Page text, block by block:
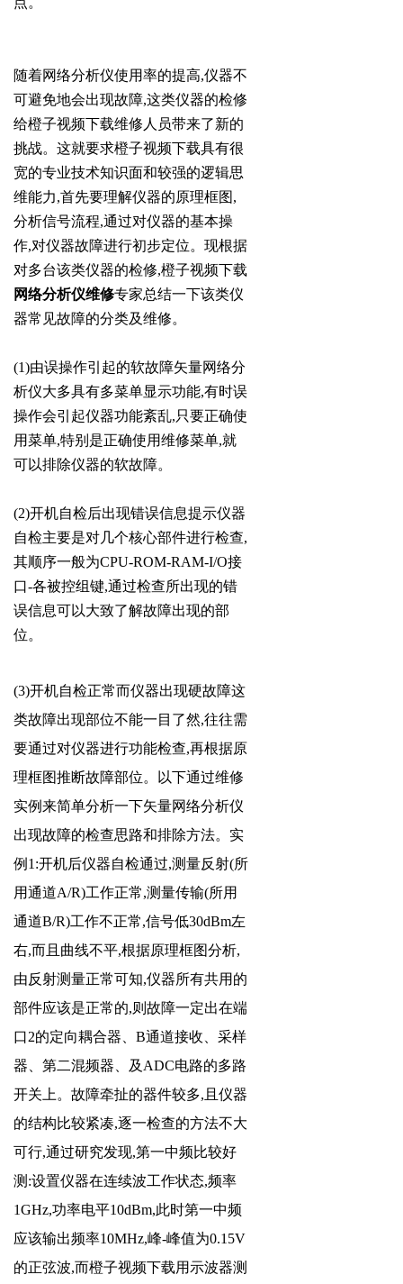
随着网络分析仪使用率的提高,仪器不
可避免地会出现故障,这类仪器的检修
给橙子视频下载维修人员带来了新的
挑战。这就要求橙子视频下载具有很
宽的专业技术知识面和较强的逻辑思
维能力,首先要理解仪器的原理框图,
分析信号流程,通过对仪器的基本操
作,对仪器故障进行初步定位。现根据
对多台该类仪器的检修,橙子视频下载
网络分析仪维修专家总结一下该类仪
器常见故障的分类及维修。
(1)由误操作引起的软故障矢量网络分
析仪大多具有多菜单显示功能,有时误
操作会引起仪器功能紊乱,只要正确使
用菜单,特别是正确使用维修菜单,就
可以排除仪器的软故障。
(2)开机自检后出现错误信息提示仪器
自检主要是对几个核心部件进行检查,
其顺序一般为CPU-ROM-RAM-I/O接
口-各被控组键,通过检查所出现的错
误信息可以大致了解故障出现的部
位。
(3)开机自检正常而仪器出现硬故障这
类故障出现部位不能一目了然,往往需
要通过对仪器进行功能检查,再根据原
理框图推断故障部位。以下通过维修
实例来简单分析一下矢量网络分析仪
出现故障的检查思路和排除方法。实
例1:开机后仪器自检通过,测量反射(所
用通道A/R)工作正常,测量传输(所用
通道B/R)工作不正常,信号低30dBm左
右,而且曲线不平,根据原理框图分析,
由反射测量正常可知,仪器所有共用的
部件应该是正常的,则故障一定出在端
口2的定向耦合器、B通道接收、采样
器、第二混频器、及ADC电路的多路
开关上。故障牵扯的器件较多,且仪器
的结构比较紧凑,逐一检查的方法不大
可行,通过研究发现,第一中频比较好
测:设置仪器在连续波工作状态,频率
1GHz,功率电平10dBm,此时第一中频
应该输出频率10MHz,峰-峰值为0.15V
的正弦波,而橙子视频下载用示波器测